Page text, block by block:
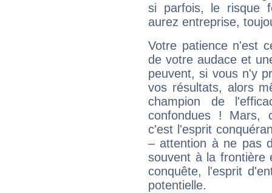
si parfois, le risque
aurez entreprise,
Votre patience n'est
de votre audace et
peuvent, si vous n'y
vos résultats, alors
champion de
confondues ! Mars,
c'est l'esprit
– attention à ne pas
souvent à la frontière
conquête, l'esprit
potentielle.